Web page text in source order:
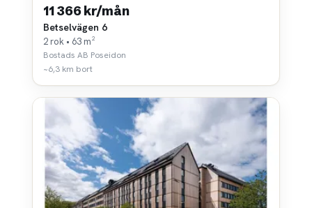
11 366 kr/mån
Betselvägen 6
2 rok • 63 m²
Bostads AB Poseidon
~6,3 km bort